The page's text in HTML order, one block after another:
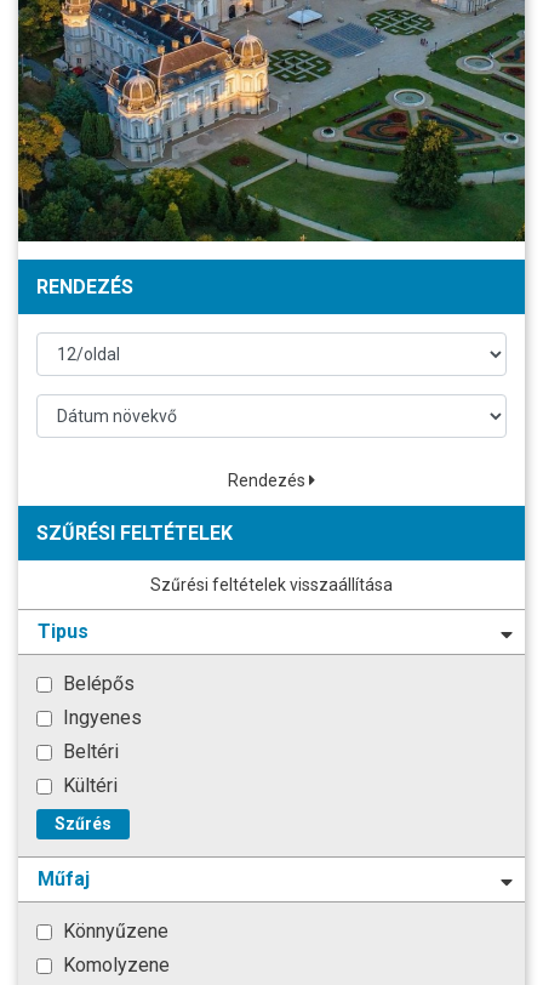
RENDEZÉS
Rendezés
SZŰRÉSI FELTÉTELEK
Szűrési feltételek visszaállítása
Tipus
Belépős
Ingyenes
Beltéri
Kültéri
Szűrés
Műfaj
Könnyűzene
Komolyzene